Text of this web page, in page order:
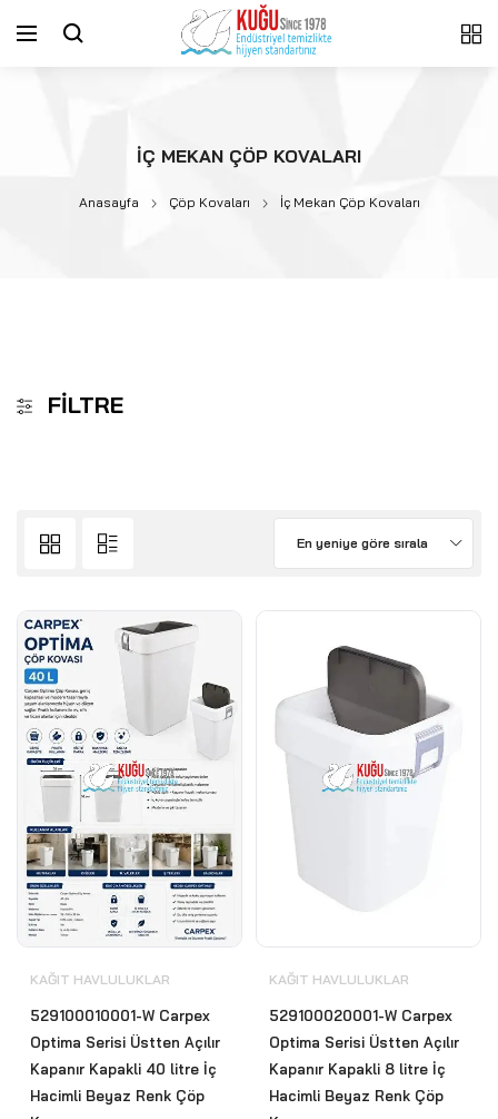
İÇ MEKAN ÇÖP KOVALARI
Anasayfa Çöp Kovaları İç Mekan Çöp Kovaları
FILTRE
En yeniye göre sırala
KAĞIT HAVLULUKLAR
529100010001-W Carpex
Optima Serisi Üstten Açılır
Kapanır Kapakli 40 litre İç
Hacimli Beyaz Renk Çöp
KAĞIT HAVLULUKLAR
529100020001-W Carpex
Optima Serisi Üstten Açılır
Kapanır Kapakli 8 litre İç
Hacimli Beyaz Renk Çöp